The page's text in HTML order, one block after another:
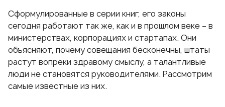
Сформулированные в серии книг, его законы
сегодня работают так же, как и в прошлом веке – в
министерствах, корпорациях и стартапах. Они
объясняют, почему совещания бесконечны, штаты
растут вопреки здравому смыслу, а талантливые
люди не становятся руководителями. Рассмотрим
самые известные из них.